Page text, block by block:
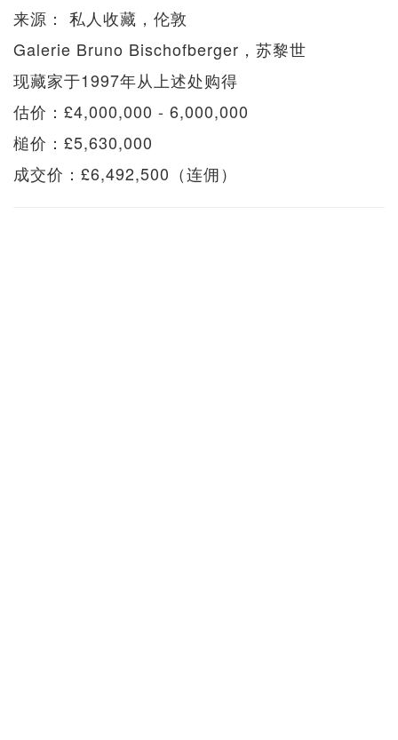
来源： 私人收藏，伦敦
Galerie Bruno Bischofberger，苏黎世
现藏家于1997年从上述处购得
估价：£4,000,000 - 6,000,000
槌价：£5,630,000
成交价：£6,492,500（连佣）